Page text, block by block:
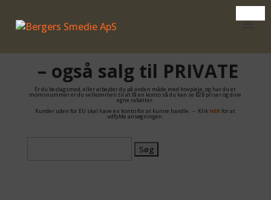
– også salg til PRIVATE
Er du beslagsmed, eller arbejder du på anden måde med hovpleje, og har du et
momsnummer er du velkommen til at få en konto så du kan se B2B priser og dine
egne rabatter.
Kunder uden for EU skal have en konto for at kunne handle. – Klik HERfor at
udfylde ansøgningen.